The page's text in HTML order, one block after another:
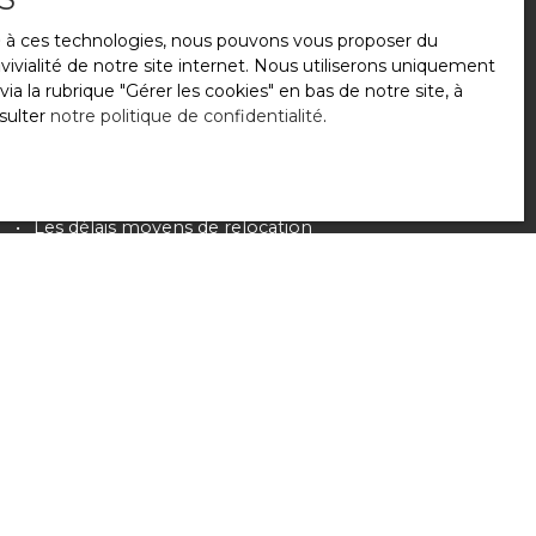
loyer au juste prix: ni sous-évalué, ni irréaliste.
Nous analysons :
Les loyers pratiqués pour des biens
Les délais moyens de relocation
ces technologies, nous pouvons vous proposer du
de notre site internet. Nous utiliserons uniquement
rubrique ″Gérer les cookies″ en bas de notre site, à
notre politique de confidentialité.